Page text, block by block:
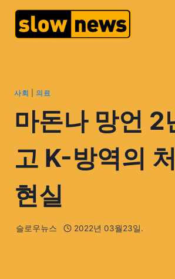
사회 의료
마돈나 망언 2
고 K-방역의
현실
슬로우뉴스 2022년 03월23일.